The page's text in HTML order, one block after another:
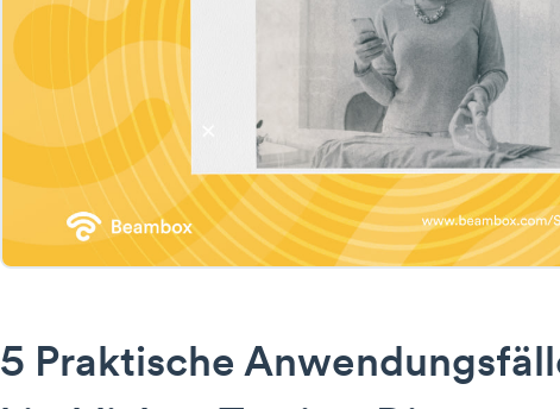
5 Praktische